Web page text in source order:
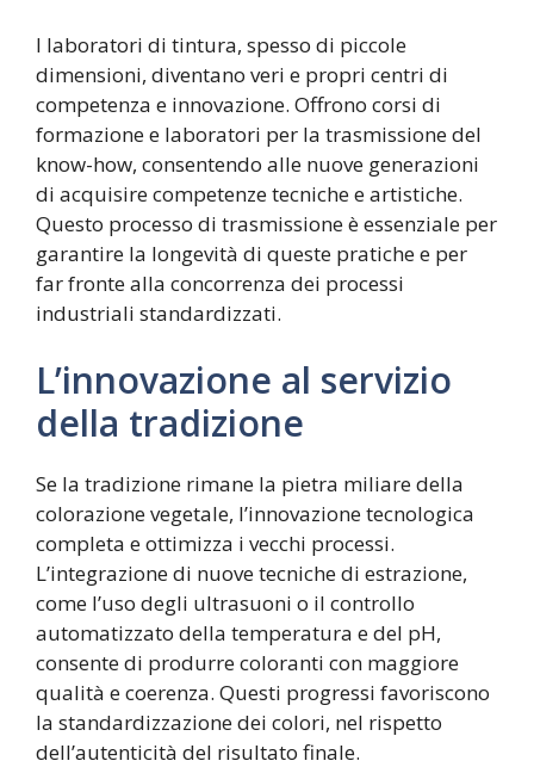
I laboratori di tintura, spesso di piccole
dimensioni, diventano veri e propri centri di
competenza e innovazione. Offrono corsi di
formazione e laboratori per la trasmissione del
know-how, consentendo alle nuove generazioni
di acquisire competenze tecniche e artistiche.
Questo processo di trasmissione è essenziale per
garantire la longevità di queste pratiche e per
far fronte alla concorrenza dei processi
industriali standardizzati.
L’innovazione al servizio
della tradizione
Se la tradizione rimane la pietra miliare della
colorazione vegetale, l’innovazione tecnologica
completa e ottimizza i vecchi processi.
L’integrazione di nuove tecniche di estrazione,
come l’uso degli ultrasuoni o il controllo
automatizzato della temperatura e del pH,
consente di produrre coloranti con maggiore
qualità e coerenza. Questi progressi favoriscono
la standardizzazione dei colori, nel rispetto
dell’autenticità del risultato finale.